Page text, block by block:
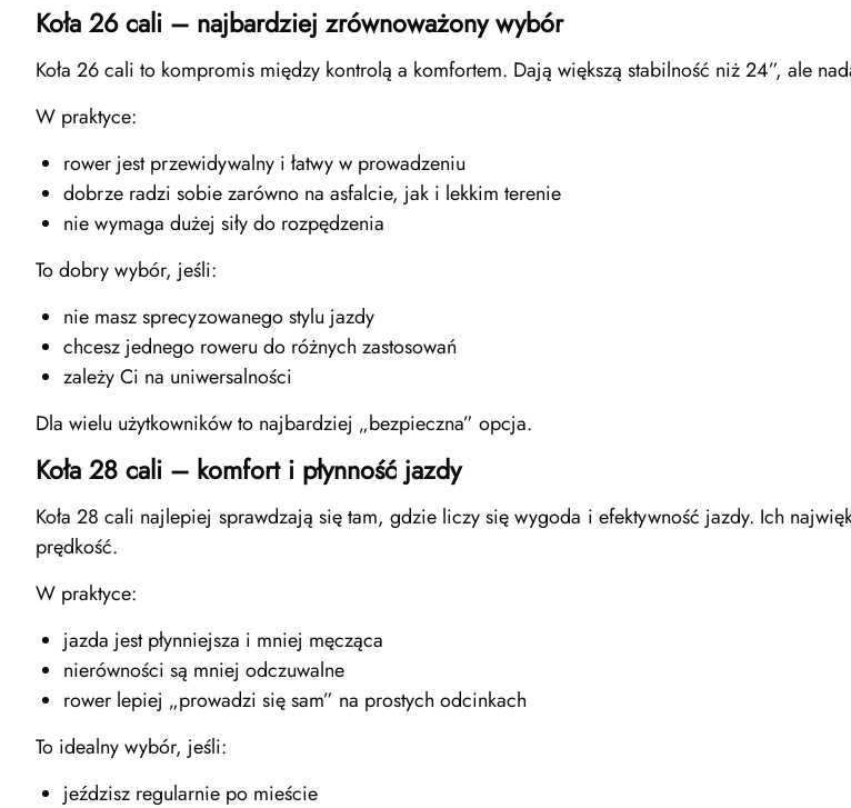
Koła 26 cali – najbardziej zrównoważony wybór
Koła 26 cali to kompromis między kontrolą a komfortem. Dają większą stabilność niż 24”, ale
W praktyce:
rower jest przewidywalny i łatwy w prowadzeniu
dobrze radzi sobie zarówno na asfalcie, jak i lekkim terenie
nie wymaga dużej siły do rozpędzenia
To dobry wybór, jeśli:
nie masz sprecyzowanego stylu jazdy
chcesz jednego roweru do różnych zastosowań
zależy Ci na uniwersalności
Dla wielu użytkowników to najbardziej „bezpieczna” opcja.
Koła 28 cali – komfort i płynność jazdy
Koła 28 cali najlepiej sprawdzają się tam, gdzie liczy się wygoda i efektywność jazdy. Ich
prędkość.
W praktyce:
jazda jest płynniejsza i mniej męcząca
nierówności są mniej odczuwalne
rower lepiej „prowadzi się sam” na prostych odcinkach
To idealny wybór, jeśli:
jeździsz regularnie po mieście